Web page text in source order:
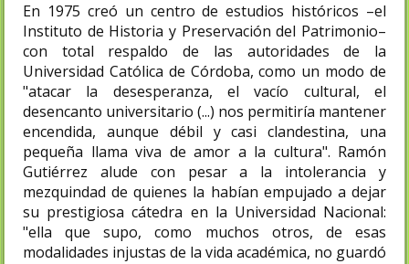
En 1975 creó un centro de estudios históricos –el
Instituto de Historia y Preservación del Patrimonio–
con total respaldo de las autoridades de la
Universidad Católica de Córdoba, como un modo de
"atacar la desesperanza, el vacío cultural, el
desencanto universitario (...) nos permitiría mantener
encendida, aunque débil y casi clandestina, una
pequeña llama viva de amor a la cultura". Ramón
Gutiérrez alude con pesar a la intolerancia y
mezquindad de quienes la habían empujado a dejar
su prestigiosa cátedra en la Universidad Nacional:
"ella que supo, como muchos otros, de esas
modalidades injustas de la vida académica, no guardó